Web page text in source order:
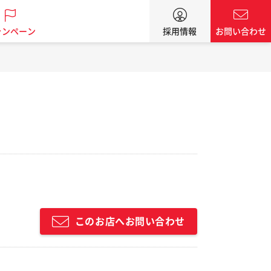
ンペーン 採用情報 お問い合わせ
このお店へお問い合わせ